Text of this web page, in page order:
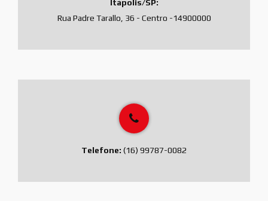
Itápolis/SP:
Rua Padre Tarallo, 36 - Centro -14900000
Telefone: (16) 99787-0082